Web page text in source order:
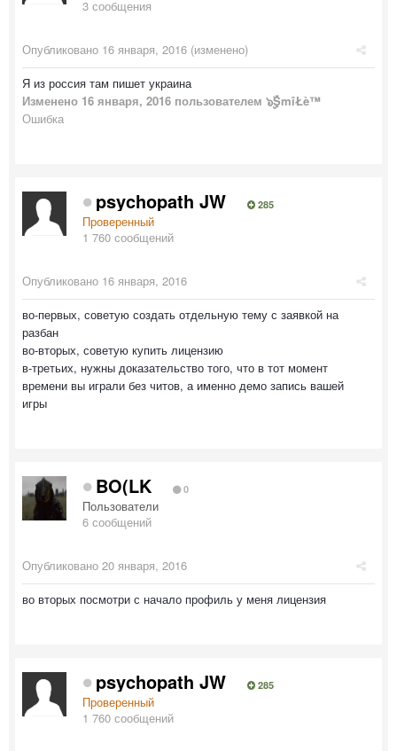
3 сообщения
Опубликовано 16 января, 2016 (изменено)
Я из россия там пишет украина
Изменено 16 января, 2016 пользователем ๖ۣۣۜSmîŁè™
Ошибка
psychopath JW 285
Проверенный
1 760 сообщений
Опубликовано 16 января, 2016
во-первых, советую создать отдельную тему с заявкой на
разбан
во-вторых, советую купить лицензию
в-третьих, нужны доказательство того, что в тот момент
времени вы играли без читов, а именно демо запись вашей
игры
BO(LK 0
Пользователи
6 сообщений
Опубликовано 20 января, 2016
во вторых посмотри с начало профиль у меня лицензия
psychopath JW 285
Проверенный
1 760 сообщений